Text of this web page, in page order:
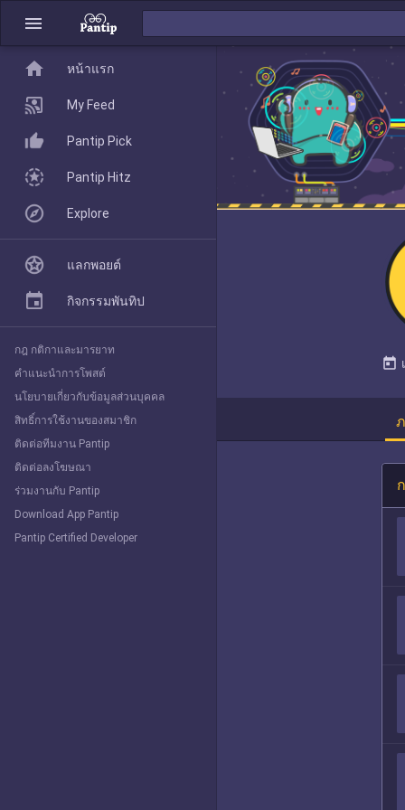
menu
today
home
Pantip Pick
Explore
home หน้าแรก
My Feed
Pantip Pick
Pantip Hitz
Explore
แลกพอยต์
กิจกรรมพันทิป
กฎ กติกาและมารยาท
คำแนะนำการโพสต์
นโยบายเกี่ยวกับข้อมูลส่วนบุคคล
สิทธิ์การใช้งานของสมาชิก
ติดต่อทีมงาน Pantip
ติดต่อลงโฆษณา
ร่วมงานกับ Pantip
Download App Pantip
Pantip Certified Developer